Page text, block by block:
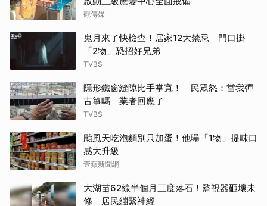
觀傳媒
鬼月來了快檢查！居家12大禁忌 門口掛
「2物」恐招好兄弟
TVBS
隱形鐵窗縫隙比手掌寬！ 民眾怒：當我彈
古箏嗎 業者回應了
TVBS
颱風天吃泡麵別只加蛋！他曝「1物」提味口
感大升級
壹蘋新聞網
大湖苗62線半個月三度落石！監視器砸壞未
修 居民繃緊神經